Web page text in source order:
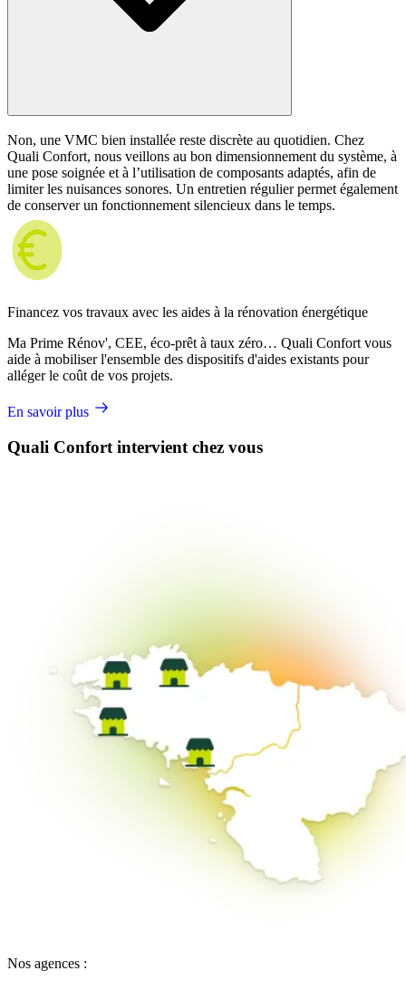
Non, une VMC bien installée reste discrète au quotidien. Chez
Quali Confort, nous veillons au bon dimensionnement du système, à
une pose soignée et à l’utilisation de composants adaptés, afin de
limiter les nuisances sonores. Un entretien régulier permet également
de conserver un fonctionnement silencieux dans le temps.
Financez vos travaux avec les aides à la rénovation énergétique
Ma Prime Rénov', CEE, éco-prêt à taux zéro… Quali Confort vous
aide à mobiliser l'ensemble des dispositifs d'aides existants pour
alléger le coût de vos projets.
En savoir plus
Quali Confort intervient chez vous
Nos agences :